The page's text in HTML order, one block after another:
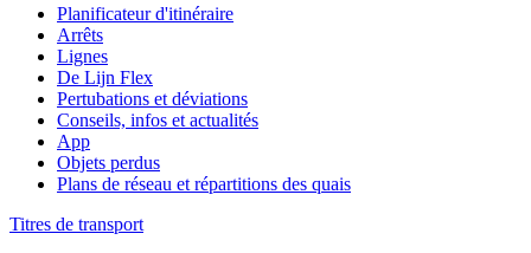
Planificateur d'itinéraire
Arrêts
Lignes
De Lijn Flex
Pertubations et déviations
Conseils, infos et actualités
App
Objets perdus
Plans de réseau et répartitions des quais
Titres de transport